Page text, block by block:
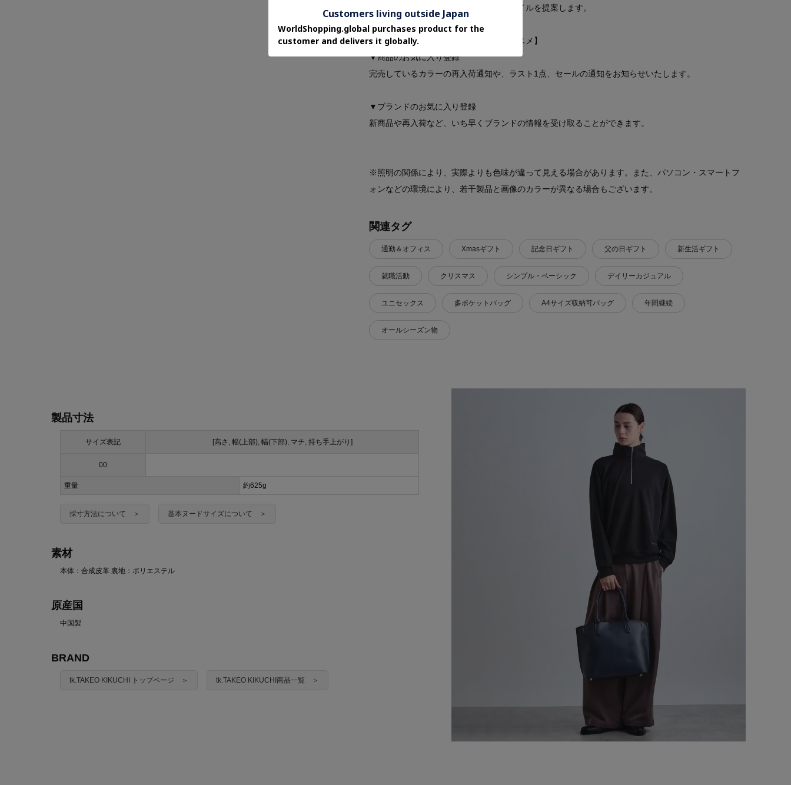
想を取り入れ、日本独自のミックススタイルを提案します。
【気になる商品はお気に入り登録をおススメ】
▼商品のお気に入り登録
完売しているカラーの再入荷通知や、ラスト1点、セールの通知をお知らせいたします。
▼ブランドのお気に入り登録
新商品や再入荷など、いち早くブランドの情報を受け取ることができます。
※照明の関係により、実際よりも色味が違って見える場合があります。また、パソコン・スマートフ
ォンなどの環境により、若干製品と画像のカラーが異なる場合もございます。
関連タグ
通勤＆オフィス Xmasギフト 記念日ギフト 父の日ギフト 新生活ギフト
就職活動 クリスマス シンプル・ベーシック デイリーカジュアル
ユニセックス 多ポケットバッグ A4サイズ収納可バッグ 年間継続
オールシーズン物
製品寸法
サイズ表記 [高さ, 幅(上部), 幅(下部), マチ, 持ち手上がり]
00
重量 約625g
採寸方法について ＞ 基本ヌードサイズについて ＞
素材
本体：合成皮革 裏地：ポリエステル
原産国
中国製
BRAND
tk.TAKEO KIKUCHI トップページ ＞ tk.TAKEO KIKUCHI商品一覧 ＞